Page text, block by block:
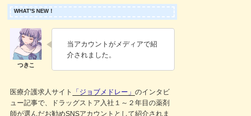
WHAT’S NEW！
当アカウントがメディアで紹
介されました。
医療介護求人サイト 「ジョブメドレー」のインタビ
ュー記事で、ドラッグストア入社１～２年目の薬剤
師が選んだお勧めSNSアカウントとして紹介されま